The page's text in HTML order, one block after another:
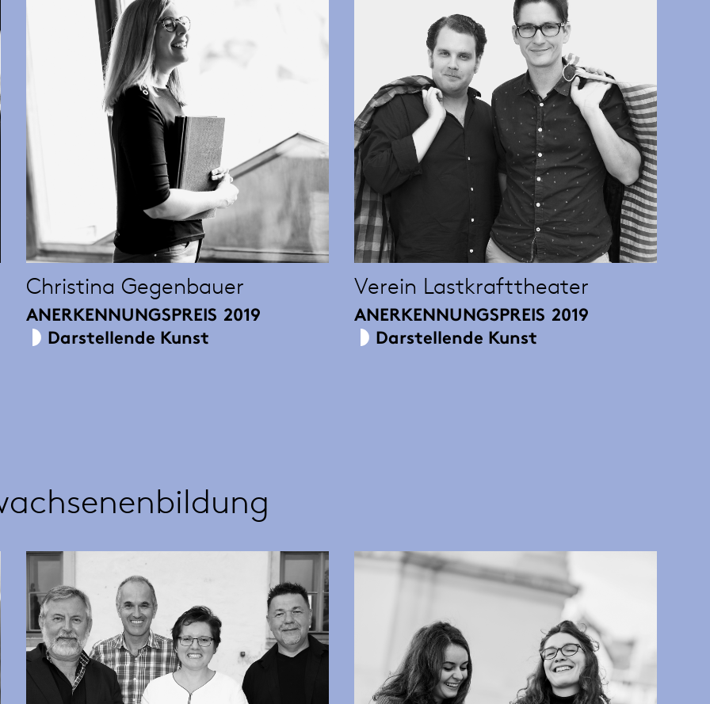
Christina Gegenbauer
ANERKENNUNGSPREIS 2019
Darstellende Kunst
Verein Lastkrafttheater
ANERKENNUNGSPREIS 2019
Darstellende Kunst